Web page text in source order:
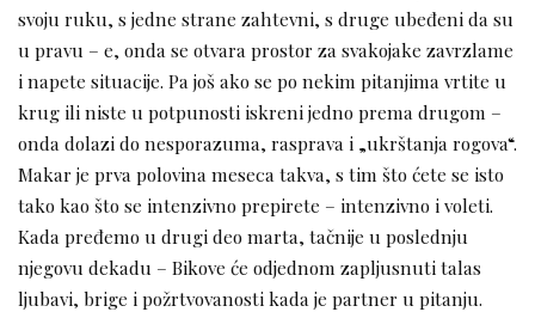
svoju ruku, s jedne strane zahtevni, s druge ubeđeni da su
u pravu – e, onda se otvara prostor za svakojake zavrzlame
i napete situacije. Pa još ako se po nekim pitanjima vrtite u
krug ili niste u potpunosti iskreni jedno prema drugom –
onda dolazi do nesporazuma, rasprava i „ukrštanja rogova“.
Makar je prva polovina meseca takva, s tim što ćete se isto
tako kao što se intenzivno prepirete – intenzivno i voleti.
Kada pređemo u drugi deo marta, tačnije u poslednju
njegovu dekadu – Bikove će odjednom zapljusnuti talas
ljubavi, brige i požrtvovanosti kada je partner u pitanju.